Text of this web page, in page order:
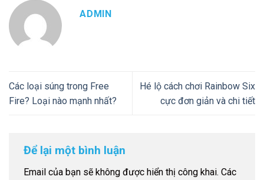
ADMIN
Các loại súng trong Free
Fire? Loại nào mạnh nhất?
Hé lộ cách chơi Rainbow Six
cực đơn giản và chi tiết
Để lại một bình luận
Email của bạn sẽ không được hiển thị công khai. Các